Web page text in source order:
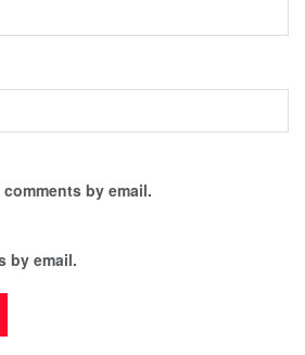
by email.
by email.